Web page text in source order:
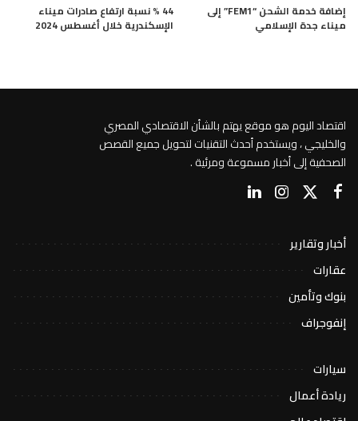
إضافة خدمة الشحن “FEM1” إلى
ميناء جدة الإسلامي
44 % نسبة ارتفاع صادرات ميناء
الإسكندرية خلال أغسطس 2024
اقتصاد اليوم هو موقع يهتم بالشأن الاقتصادي المصري
والخليجي ، ويستخدم أحدث التقنيات لتحويل جميع القصص
الصحفية إلى أخبار مسموعة ومرئية .
أخبار وتقارير
عقارات
بنوك وتأمين
إنفوجراف
سيارات
ريادة أعمال